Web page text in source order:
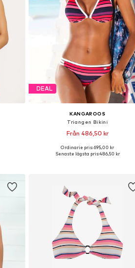
DEAL
KANGAROOS
Triangen Bikini
Från 486,50 kr
Tillgänglig i många storlekar
Ordinarie pris: 695,00 kr
Senaste lägsta pris:486,50 kr